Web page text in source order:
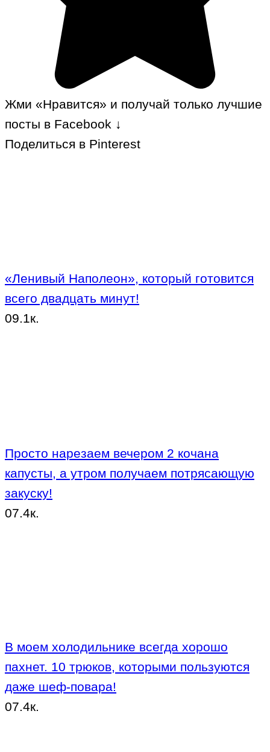
Жми «Нравится» и получай только лучшие
посты в Facebook ↓
Поделиться в Pinterest
«Ленивый Наполеон», который готовится
всего двадцать минут!
09.1к.
Просто нарезаем вечером 2 кочана
капусты, а утром получаем потрясающую
закуску!
07.4к.
В моем холодильнике всегда хорошо
пахнет. 10 трюков, которыми пользуются
даже шеф-повара!
07.4к.